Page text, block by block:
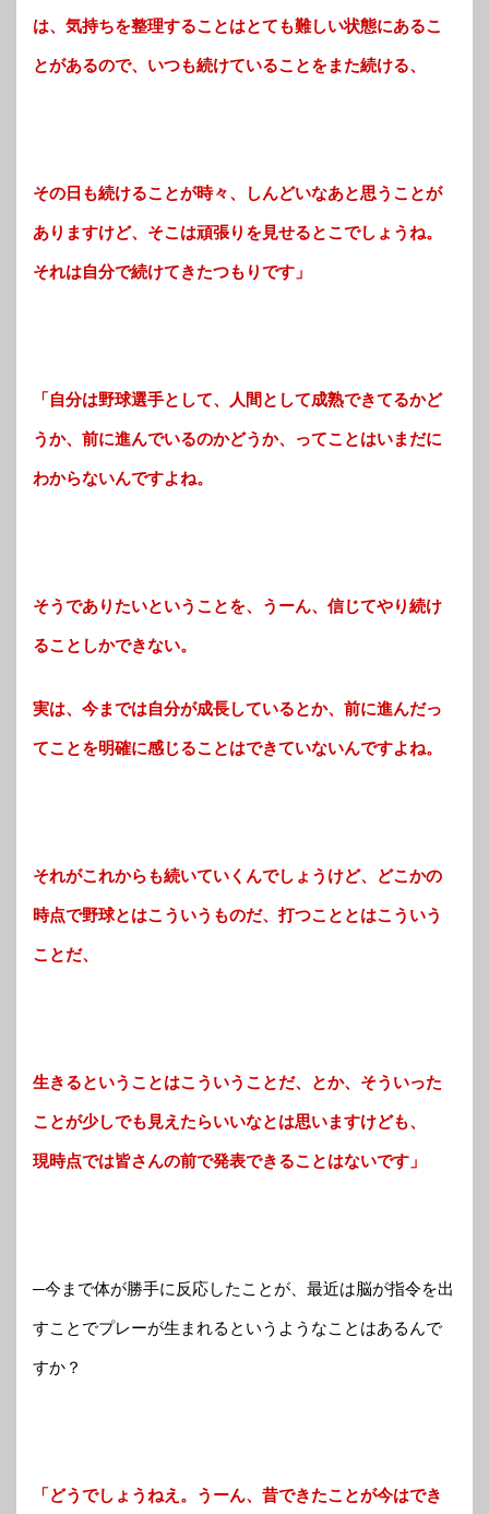
は、気持ちを整理することはとても難しい状態にあるこ
とがあるので、いつも続けていることをまた続ける、
その日も続けることが時々、しんどいなあと思うことが
ありますけど、そこは頑張りを見せるとこでしょうね。
それは自分で続けてきたつもりです」
「自分は野球選手として、人間として成熟できてるかど
うか、前に進んでいるのかどうか、ってことはいまだに
わからないんですよね。
そうでありたいということを、うーん、信じてやり続け
ることしかできない。
実は、今までは自分が成長しているとか、前に進んだっ
てことを明確に感じることはできていないんですよね。
それがこれからも続いていくんでしょうけど、どこかの
時点で野球とはこういうものだ、打つこととはこういう
ことだ、
生きるということはこういうことだ、とか、そういった
ことが少しでも見えたらいいなとは思いますけども、
現時点では皆さんの前で発表できることはないです」
─今まで体が勝手に反応したことが、最近は脳が指令を出
すことでプレーが生まれるというようなことはあるんで
すか？
「どうでしょうねえ。うーん、昔できたことが今はでき